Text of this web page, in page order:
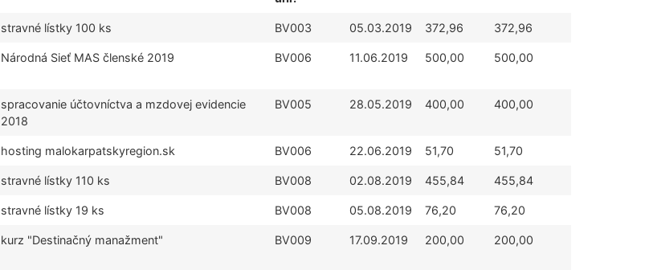
stravné lístky 100 ks BV003 05.03.2019 372,96 372,96
Národná Sieť MAS členské 2019 BV006 11.06.2019 500,00 500,00
spracovanie účtovníctva a mzdovej evidencie
2018
BV005 28.05.2019 400,00 400,00
hosting malokarpatskyregion.sk BV006 22.06.2019 51,70 51,70
stravné lístky 110 ks BV008 02.08.2019 455,84 455,84
stravné lístky 19 ks BV008 05.08.2019 76,20 76,20
kurz "Destinačný manažment" BV009 17.09.2019 200,00 200,00